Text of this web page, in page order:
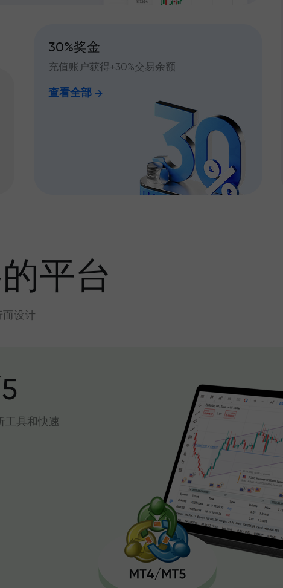
30%奖金
充值账户获得+30%交易余额
查看全部
平台
而设计
工具和快速